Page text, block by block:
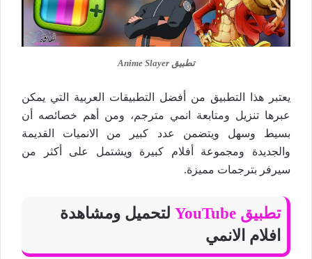
تطبيق Anime Slayer
يعتبر هذا التطبيق من أفضل التطبيقات العربية التي يمكن
عبرها تنزيل ومتابعة انمي مترجم، ومن أهم خصائصه أن
بسيط وسهل ويتضمن عدد كبير من الانميات القديمة
والجديدة ومجموعة أفلام كبيرة ويشتمل على أكثر من
سيرفر بترجمات مميزة.
تطبيق YouTube
لتحميل ومشاهدة
افلام الانمي